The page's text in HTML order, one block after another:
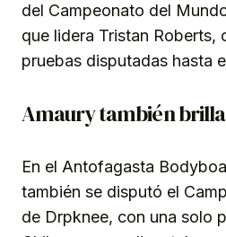
del Campeonato del
que lidera Tristan Roberts,
pruebas disputadas hasta
Amaury también
En el Antofagasta
también se disputó el
de Drpknee, con una solo